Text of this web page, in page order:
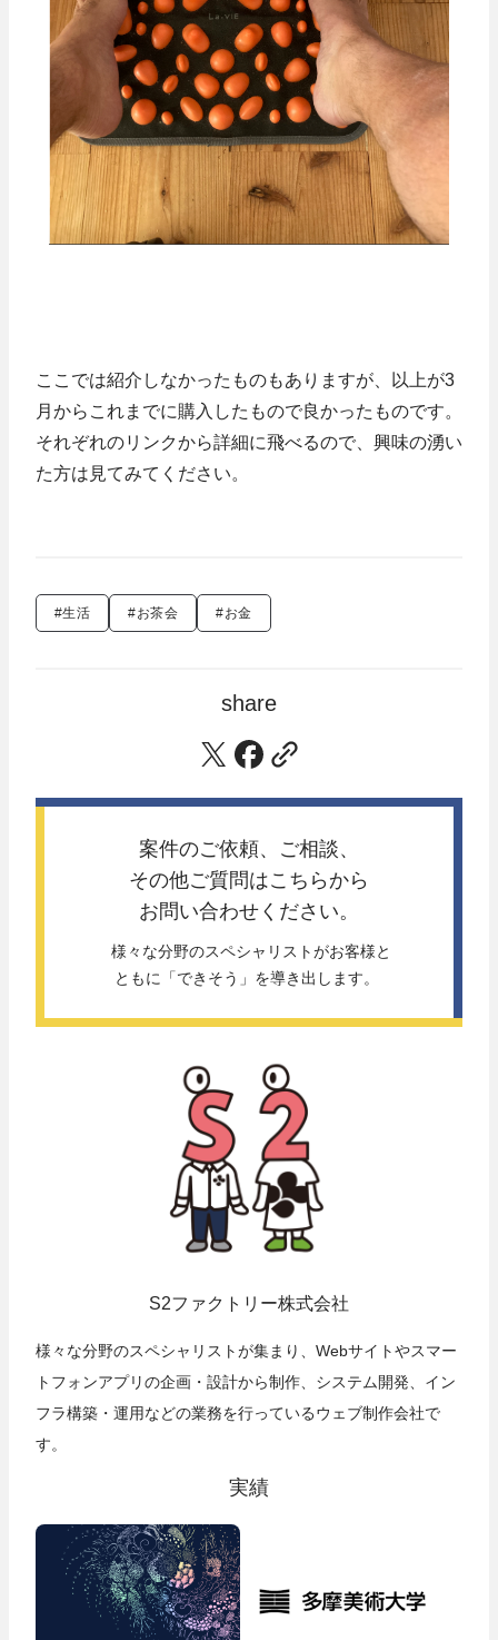
ここでは紹介しなかったものもありますが、以上が3
月からこれまでに購入したもので良かったものです。
それぞれのリンクから詳細に飛べるので、興味の湧い
た方は見てみてください。
#生活 #お茶会 #お金
share
S2ファクトリー株式会社
様々な分野のスペシャリストが集まり、Webサイトやスマー
トフォンアプリの企画・設計から制作、システム開発、イン
フラ構築・運用などの業務を行っているウェブ制作会社で
す。
実績
案件のご依頼、ご相談、
その他ご質問はこちらから
お問い合わせください。
様々な分野のスペシャリストがお客様と
ともに「できそう」を導き出します。